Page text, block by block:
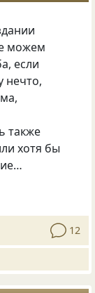
можем
если
нечто,
также
хотя бы
12